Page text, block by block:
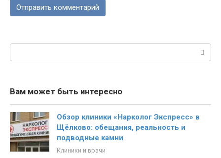
Поиск:
Вам может быть интересно
Обзор клиники «Нарколог Экспресс» в
Щёлково: обещания, реальность и
подводные камни
Клиники и врачи